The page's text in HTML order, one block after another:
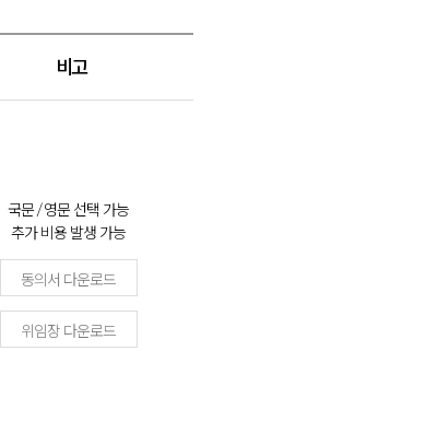
비고
국문 / 영문 선택 가능
추가 비용 발생 가능
동의서 다운로드
위임장 다운로드